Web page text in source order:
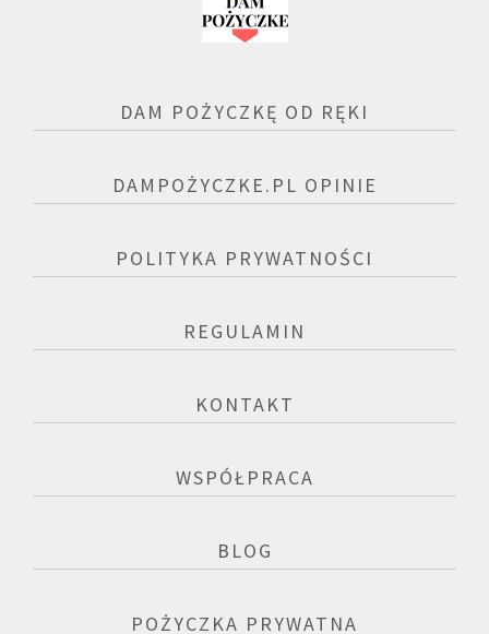
DAM POŻYCZKĘ OD RĘKI
DAMPOŻYCZKE.PL OPINIE
POLITYKA PRYWATNOŚCI
REGULAMIN
KONTAKT
WSPÓŁPRACA
BLOG
POŻYCZKA PRYWATNA